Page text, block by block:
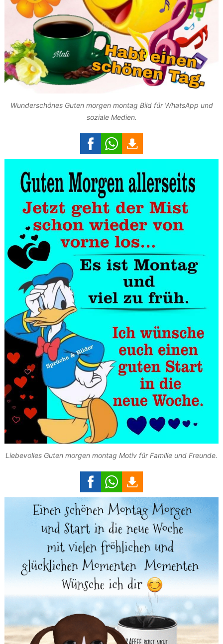
Wunderschönes Guten morgen montag Bild für WhatsApp und
soziale Medien.
Liebevolles Guten morgen montag Motiv für Familie und Freunde.